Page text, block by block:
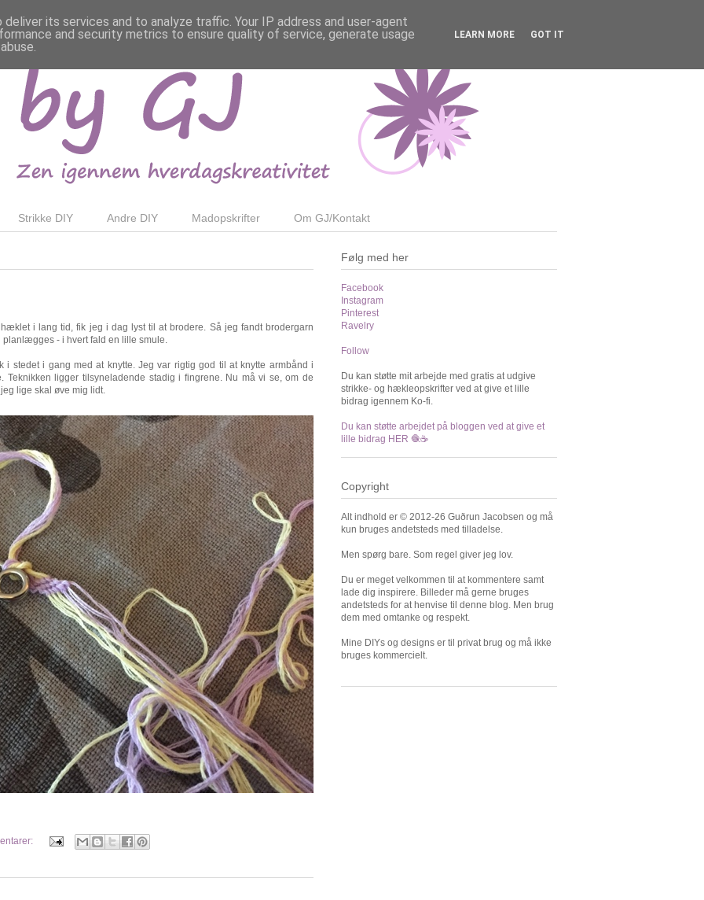
Strikke DIY Andre DIY Madopskrifter Om GJ/Kontakt
i lang tid, fik jeg i dag lyst til at brodere. Så jeg fandt brodergarn
- i hvert fald en lille smule.
stedet i gang med at knytte. Jeg var rigtig god til at knytte armbånd i
Teknikken ligger tilsyneladende stadig i fingrene. Nu må vi se, om de
lige skal øve mig lidt.
Følg med her
Facebook
Instagram
Pinterest
Ravelry
Follow
Du kan støtte mit arbejde med gratis at udgive
strikke- og hækleopskrifter ved at give et lille
bidrag igennem Ko-fi.
Du kan støtte arbejdet på bloggen ved at give et
lille bidrag HER 🧶☕️
Copyright
Alt indhold er © 2012-26 Guðrun Jacobsen og må
kun bruges andetsteds med tilladelse.
Men spørg bare. Som regel giver jeg lov.
Du er meget velkommen til at kommentere samt
lade dig inspirere. Billeder må gerne bruges
andetsteds for at henvise til denne blog. Men brug
dem med omtanke og respekt.
Mine DIYs og designs er til privat brug og må ikke
bruges kommercielt.
its services and to analyze traffic. Your IP address and user-agent
and security metrics to ensure quality of service, generate usage
LEARN MORE GOT IT